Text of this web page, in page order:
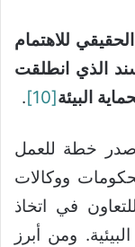
للاهتمام
الذي انطلقت
البيئة[10]
.
خطة للعمل
تدعو الحكومات ووكالات
في اتخاذ
ومن أبرز